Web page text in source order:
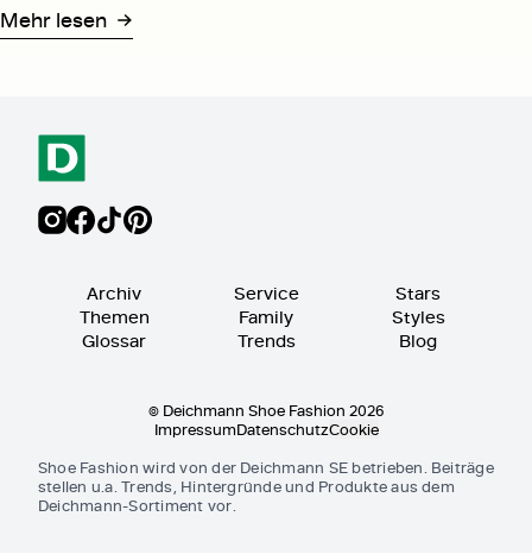
Mehr lesen
Archiv
Themen
Glossar
Service
Family
Trends
Stars
Styles
Blog
© Deichmann Shoe Fashion 2026
ImpressumDatenschutzCookie
Shoe Fashion wird von der Deichmann SE betrieben. Beiträge
stellen u.a. Trends, Hintergründe und Produkte aus dem
Deichmann-Sortiment vor.